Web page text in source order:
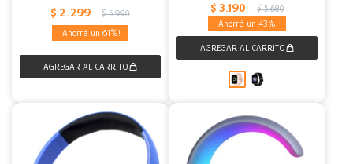
$ 2.299 $ 5.990
61
$ 3.190 $ 5.680
43